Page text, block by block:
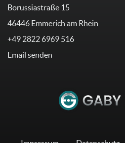
Borussiastraße 15
46446 Emmerich am Rhein
+49 2822 6969 516
Email senden